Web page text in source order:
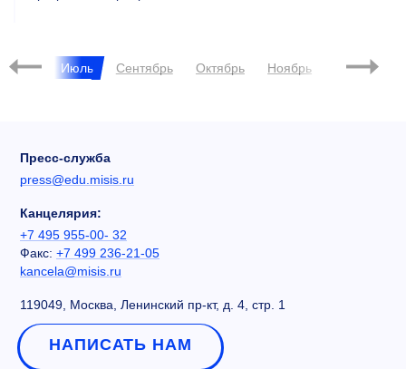
Июнь Июль Сентябрь Октябрь Ноябрь Декабрь
Пресс-служба
press@edu.misis.ru
Канцелярия:
+7 495 955-00- 32
Факс: +7 499 236-21-05
kancela@misis.ru
119049, Москва, Ленинский пр-кт, д. 4, стр. 1
НАПИСАТЬ НАМ